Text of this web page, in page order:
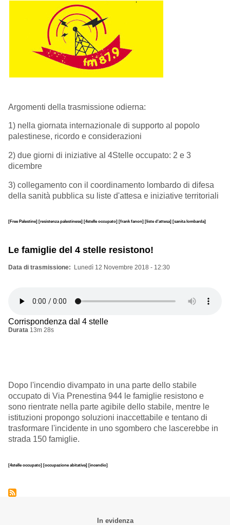
Argomenti della trasmissione odierna:
1) nella giornata internazionale di supporto al popolo
palestinese, ricordo e considerazioni
2) due giorni di iniziative al 4Stelle occupato: 2 e 3
dicembre
3) collegamento con il coordinamento lombardo di difesa
della sanità pubblica su liste d'attesa e iniziative territoriali
[Free Palestine] [resistenza palestinese] [4stelle occupato] [frank fanon] [liste d'attesa] [sanita lombarda]
Le famiglie del 4 stelle resistono!
Data di trasmissione Lunedì 12 Novembre 2018 - 12:30
Corrispondenza dal 4 stelle
Durata 13m 28s
Dopo l'incendio divampato in una parte dello stabile
occupato di Via Prenestina 944 le famiglie resistono e
sono rientrate nella parte agibile dello stabile, mentre le
istituzioni propongo soluzioni inaccettabile e tentano di
trasformare l'incidente in uno sgombero che lascerebbe in
strada 150 famiglie.
[4stelle occupato] [occupazione abitativa] [incendio]
In evidenza